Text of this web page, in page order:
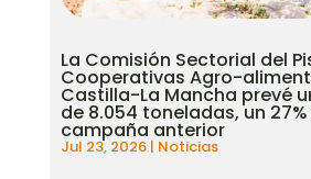
La Comisión Sectorial del
Cooperativas Agro-
Castilla-La Mancha prevé
de 8.054 toneladas, un
campaña anterior
Jul 23, 2026| Noticias